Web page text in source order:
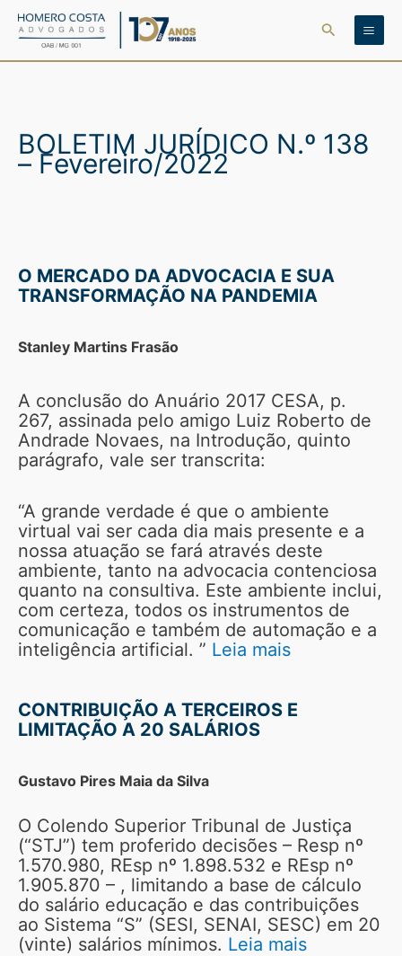
para
Pesquisar
BOLETIM JURÍDICO N.º 138
– Fevereiro/2022
O MERCADO DA ADVOCACIA E SUA
TRANSFORMAÇÃO NA PANDEMIA
Stanley Martins Frasão
A conclusão do Anuário 2017 CESA, p.
267, assinada pelo amigo Luiz Roberto de
Andrade Novaes, na Introdução, quinto
parágrafo, vale ser transcrita:
“A grande verdade é que o ambiente
virtual vai ser cada dia mais presente e a
nossa atuação se fará através deste
ambiente, tanto na advocacia contenciosa
quanto na consultiva. Este ambiente inclui,
com certeza, todos os instrumentos de
comunicação e também de automação e a
inteligência artificial. ” Leia mais
CONTRIBUIÇÃO A TERCEIROS E
LIMITAÇÃO A 20 SALÁRIOS
Gustavo Pires Maia da Silva
O Colendo Superior Tribunal de Justiça
(“STJ”) tem proferido decisões – Resp nº
1.570.980, REsp nº 1.898.532 e REsp nº
1.905.870 – , limitando a base de cálculo
do salário educação e das contribuições
ao Sistema “S” (SESI, SENAI, SESC) em 20
(vinte) salários mínimos. Leia mais